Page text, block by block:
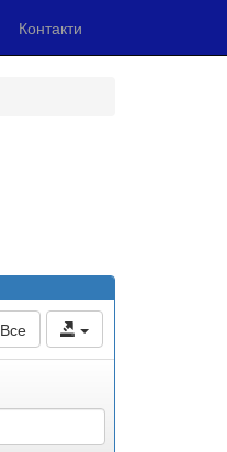
Контакти
Все